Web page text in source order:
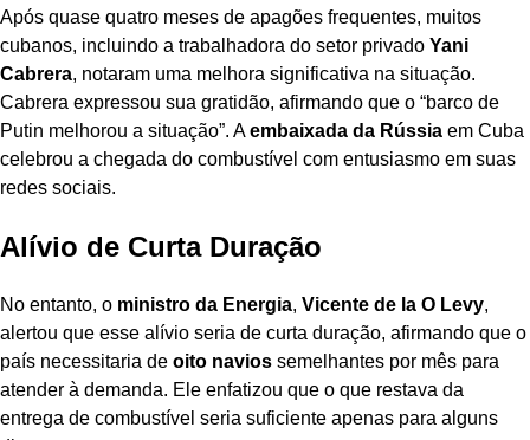
Após quase quatro meses de apagões frequentes, muitos
cubanos, incluindo a trabalhadora do setor privado Yani
Cabrera, notaram uma melhora significativa na situação.
Cabrera expressou sua gratidão, afirmando que o “barco de
Putin melhorou a situação”. Aembaixada da Rússia em Cuba
celebrou a chegada do combustível com entusiasmo em suas
redes sociais.
Alívio de Curta Duração
No entanto, o ministro da Energia, Vicente de la O Levy,
alertou que esse alívio seria de curta duração, afirmando que o
país necessitaria de oito navios semelhantes por mês para
atender à demanda. Ele enfatizou que o que restava da
entrega de combustível seria suficiente apenas para alguns